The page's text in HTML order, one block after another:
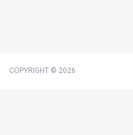
COPYRIGHT © 2026